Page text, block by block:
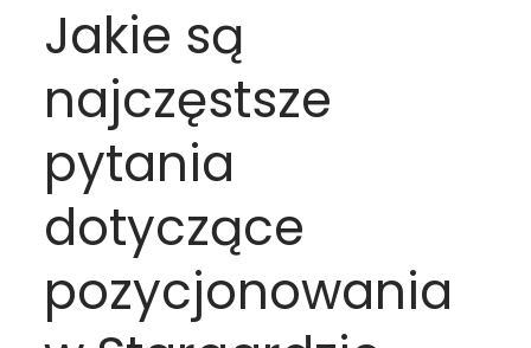
Jakie są
najczęstsze
pytania
dotyczące
pozycjonowania